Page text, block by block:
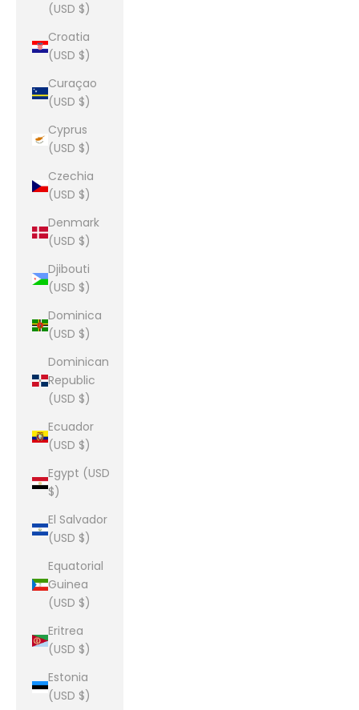
(USD $)
Croatia
(USD $)
Curaçao
(USD $)
Cyprus
(USD $)
Czechia
(USD $)
Denmark
(USD $)
Djibouti
(USD $)
Dominica
(USD $)
Dominican
Republic
(USD $)
Ecuador
(USD $)
Egypt (USD
$)
El Salvador
(USD $)
Equatorial
Guinea
(USD $)
Eritrea
(USD $)
Estonia
(USD $)